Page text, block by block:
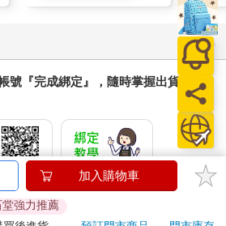
號『完成綁定』，隨時掌握出貨動
操作ATM! 如接獲電話要求您前往
加入購物車
強力推薦